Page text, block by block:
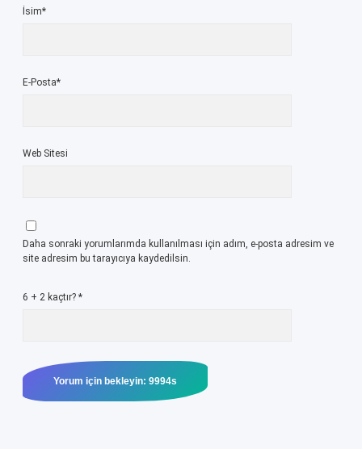
İsim*
E-Posta*
Web Sitesi
Daha sonraki yorumlarımda kullanılması için adım, e-posta adresim ve
site adresim bu tarayıcıya kaydedilsin.
6 + 2 kaçtır? *